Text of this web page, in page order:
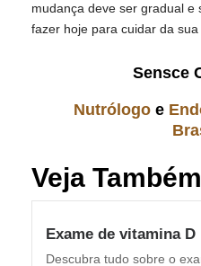
mudança deve ser gradual e
fazer hoje para cuidar da
Sensce
Nutrólogo e
Veja
Exame de vitamina D
Descubra tudo sobre o